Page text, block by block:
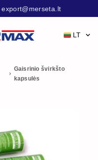
export@merseta.lt
LT
Gaisrinio švirkšto
kapsulės